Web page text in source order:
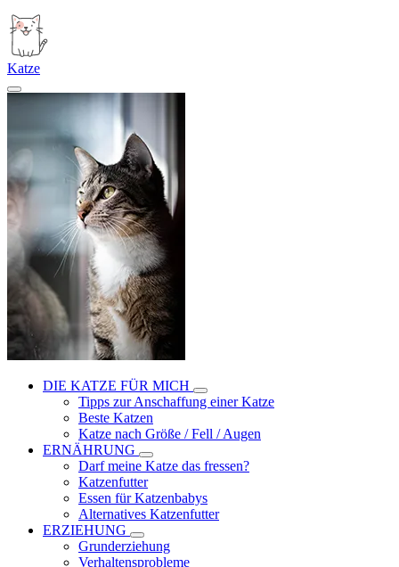
Katze
DIE KATZE FÜR MICH
Tipps zur Anschaffung einer Katze
Beste Katzen
Katze nach Größe / Fell / Augen
ERNÄHRUNG
Darf meine Katze das fressen?
Katzenfutter
Essen für Katzenbabys
Alternatives Katzenfutter
ERZIEHUNG
Grunderziehung
Verhaltensprobleme